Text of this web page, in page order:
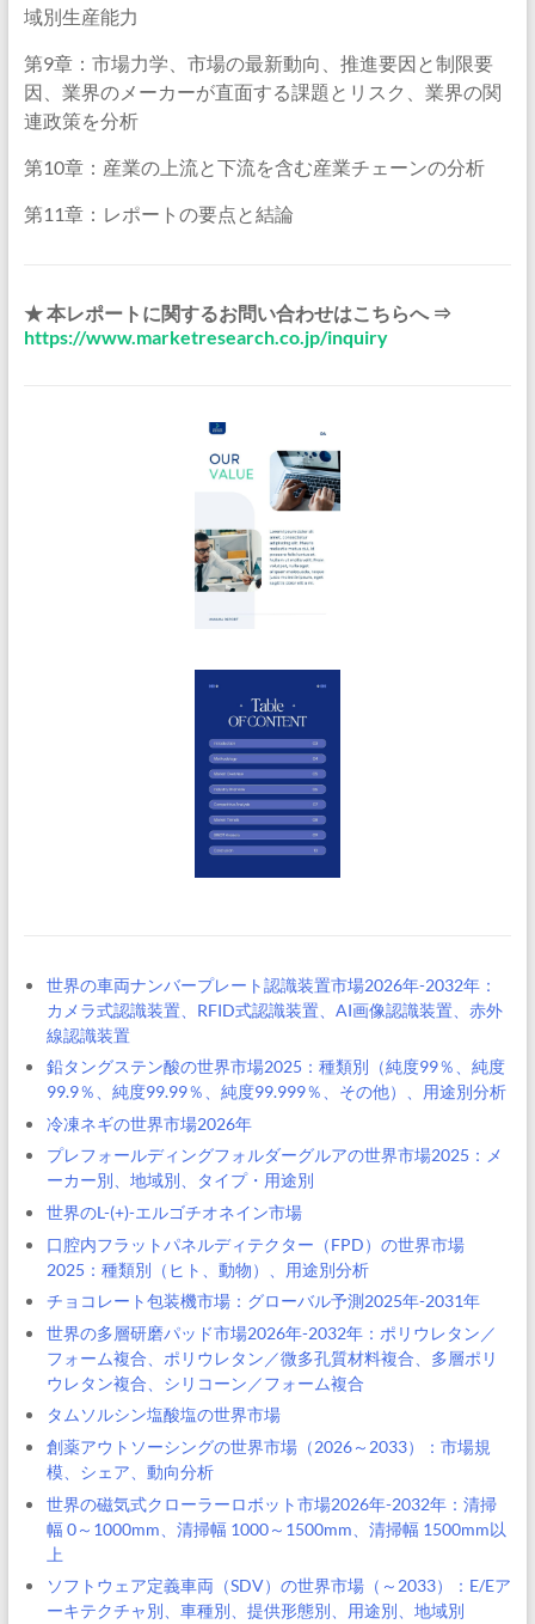
域別生産能力
第9章：市場力学、市場の最新動向、推進要因と制限要
因、業界のメーカーが直面する課題とリスク、業界の関
連政策を分析
第10章：産業の上流と下流を含む産業チェーンの分析
第11章：レポートの要点と結論
★ 本レポートに関するお問い合わせはこちらへ ⇒
https://www.marketresearch.co.jp/inquiry
世界の車両ナンバープレート認識装置市場2026年-2032年：
カメラ式認識装置、RFID式認識装置、AI画像認識装置、赤外
線認識装置
鉛タングステン酸の世界市場2025：種類別（純度99％、純度
99.9％、純度99.99％、純度99.999％、その他）、用途別分析
冷凍ネギの世界市場2026年
プレフォールディングフォルダーグルアの世界市場2025：メ
ーカー別、地域別、タイプ・用途別
世界のL-(+)-エルゴチオネイン市場
口腔内フラットパネルディテクター（FPD）の世界市場
2025：種類別（ヒト、動物）、用途別分析
チョコレート包装機市場：グローバル予測2025年-2031年
世界の多層研磨パッド市場2026年-2032年：ポリウレタン／
フォーム複合、ポリウレタン／微多孔質材料複合、多層ポリ
ウレタン複合、シリコーン／フォーム複合
タムソルシン塩酸塩の世界市場
創薬アウトソーシングの世界市場（2026～2033）：市場規
模、シェア、動向分析
世界の磁気式クローラーロボット市場2026年-2032年：清掃
幅 0～1000mm、清掃幅 1000～1500mm、清掃幅 1500mm以
上
ソフトウェア定義車両（SDV）の世界市場（～2033）：E/Eア
ーキテクチャ別、車種別、提供形態別、用途別、地域別